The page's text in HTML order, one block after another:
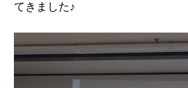
てきました♪